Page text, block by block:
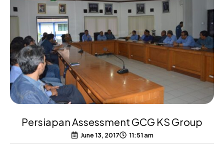
Persiapan Assessment GCG KS Group
June 13, 2017 11:51 am